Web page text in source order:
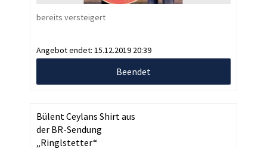
bereits versteigert
Angebot endet: 15.12.2019 20:39
Beendet
Bülent Ceylans Shirt aus
der BR-Sendung
„Ringlstetter“